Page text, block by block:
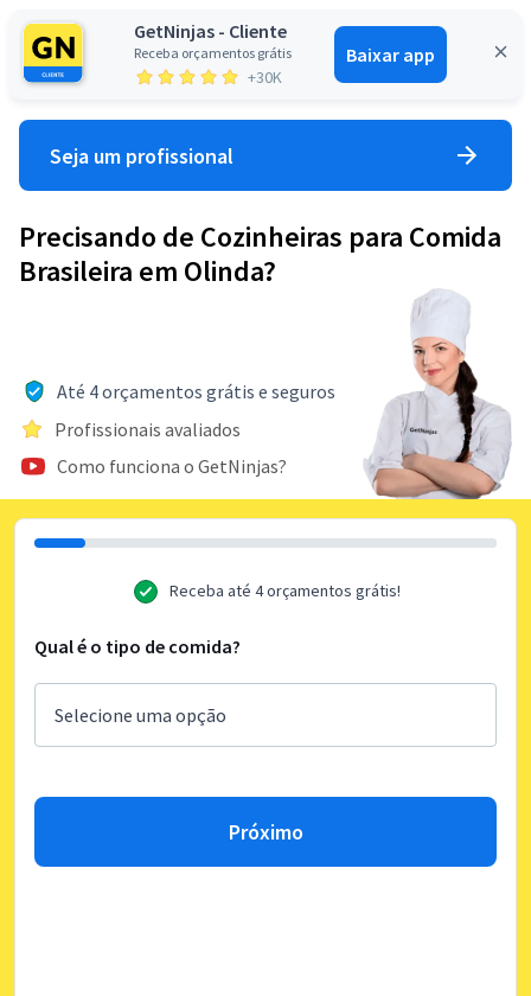
GetNinjas - Cliente
Receba orçamentos grátis
+30K
Baixar app
Entrar
Seja um profissional
Precisando de Cozinheiras para Comida
Brasileira em Olinda?
Até 4 orçamentos grátis e seguros
Profissionais avaliados
Como funciona o GetNinjas?
Receba até 4 orçamentos grátis!
Qual é o tipo de comida?
Próximo